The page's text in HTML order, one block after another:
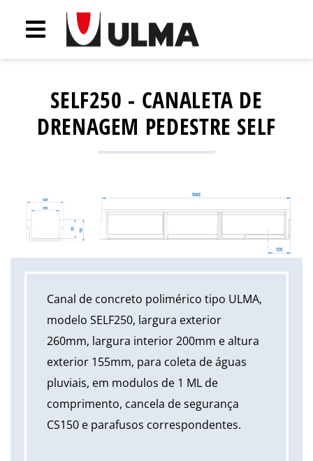
SELF250 - CANALETA DE
DRENAGEM PEDESTRE SELF
Canal de concreto polimérico tipo ULMA,
modelo SELF250, largura exterior
260mm, largura interior 200mm e altura
exterior 155mm, para coleta de águas
pluviais, em modulos de 1 ML de
comprimento, cancela de segurança
CS150 e parafusos correspondentes.